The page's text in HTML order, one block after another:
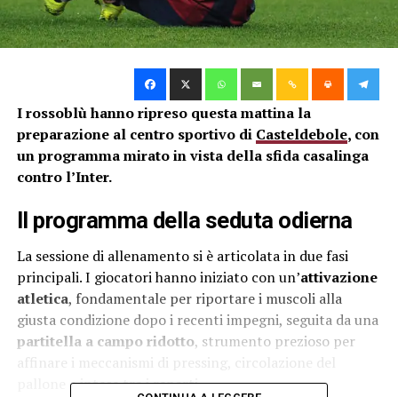
I rossoblù hanno ripreso questa mattina la
preparazione al centro sportivo di Casteldebole, con
un programma mirato in vista della sfida casalinga
contro l’Inter.
Il programma della seduta odierna
La sessione di allenamento si è articolata in due fasi
principali. I giocatori hanno iniziato con un’attivazione
atletica, fondamentale per riportare i muscoli alla
giusta condizione dopo i recenti impegni, seguita da una
partitella a campo ridotto, strumento prezioso per
affinare i meccanismi di pressing, circolazione del
pallone e intese tra i reparti.